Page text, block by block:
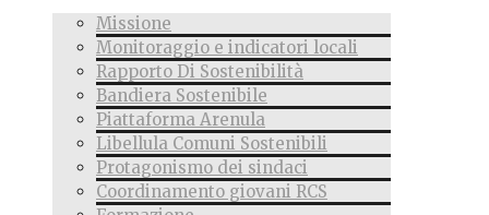
Missione
Monitoraggio e indicatori locali
Rapporto Di Sostenibilità
Bandiera Sostenibile
Piattaforma Arenula
Libellula Comuni Sostenibili
Protagonismo dei sindaci
Coordinamento giovani RCS